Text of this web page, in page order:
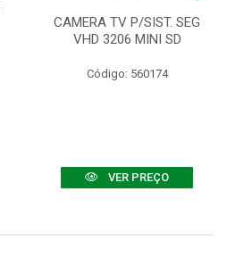
CAMERA TV P/SIST. SEG
VHD 3206 MINI SD
Código: 560174
VER PREÇO